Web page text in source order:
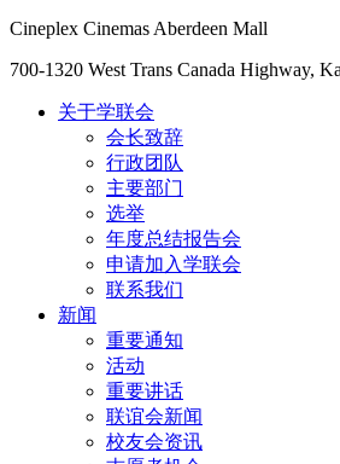
Cineplex Cinemas Aberdeen Mall
700-1320 West Trans Canada Highway,
关于学联会
会长致辞
行政团队
主要部门
选举
年度总结报告会
申请加入学联会
联系我们
新闻
重要通知
活动
重要讲话
联谊会新闻
校友会资讯